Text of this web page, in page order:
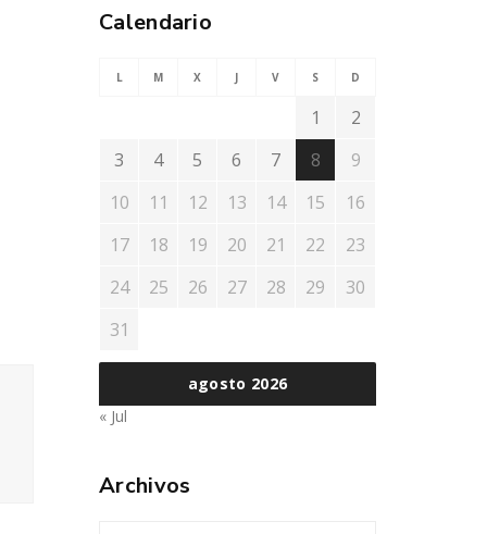
Calendario
agosto 2026
L M X J V S D
1
2
3
4 5 6 7 8
9
10
11 12 13 14 15
16
17
18 19 20 21 22
23
24
25 26 27 28 29
30
31
« Jul
Archivos